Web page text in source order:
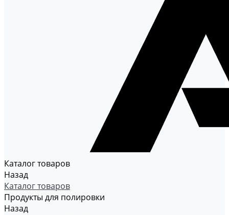
Каталог товаров
Назад
Каталог товаров
Продукты для полировки
Назад